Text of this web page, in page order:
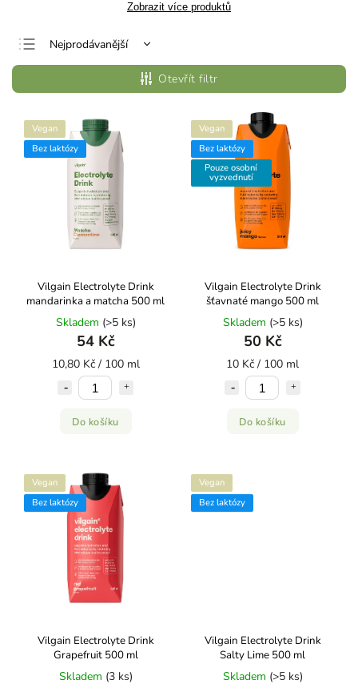
Zobrazit více produktů
Nejprodávanější
Nejlevnější
Nejdražší
Abecedně
Otevřít filtr
Vegan
Bez laktózy
Vilgain Electrolyte Drink
mandarinka a matcha 500 ml
Skladem (>5 ks)
54 Kč
10,80 Kč / 100 ml
Do košíku
Vegan
Bez laktózy
Pouze osobní
vyzvednutí
Vilgain Electrolyte Drink
šťavnaté mango 500 ml
Skladem (>5 ks)
50 Kč
10 Kč / 100 ml
Do košíku
Vegan
Bez laktózy
Vilgain Electrolyte Drink
Grapefruit 500 ml
Skladem (3 ks)
Vegan
Bez laktózy
Vilgain Electrolyte Drink
Salty Lime 500 ml
Skladem (>5 ks)